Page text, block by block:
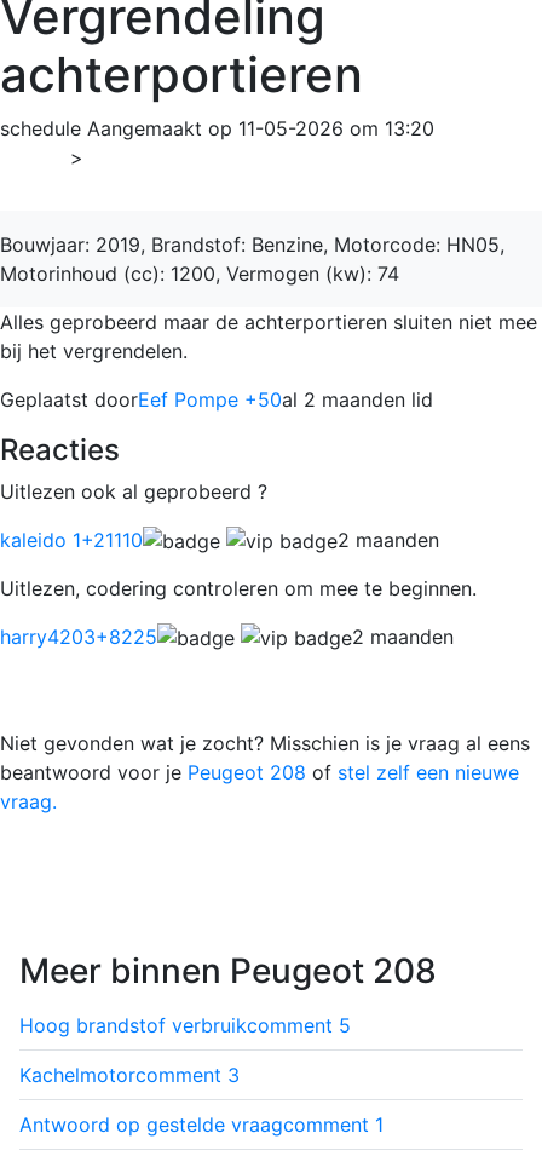
Vergrendeling
achterportieren
schedule Aangemaakt op 11-05-2026 om 13:20
>
Bouwjaar: 2019, Brandstof: Benzine, Motorcode: HN05,
Motorinhoud (cc): 1200, Vermogen (kw): 74
Alles geprobeerd maar de achterportieren sluiten niet mee
bij het vergrendelen.
Geplaatst doorEef Pompe +50al 2 maanden lid
Reacties
Uitlezen ook al geprobeerd ?
kaleido 1+21110
2 maanden
Uitlezen, codering controleren om mee te beginnen.
harry4203+8225 2 maanden
Niet gevonden wat je zocht? Misschien is je vraag al eens
beantwoord voor je Peugeot 208 of stel zelf een nieuwe
vraag.
Meer binnen Peugeot 208
Hoog brandstof verbruikcomment 5
Kachelmotorcomment 3
Antwoord op gestelde vraagcomment 1